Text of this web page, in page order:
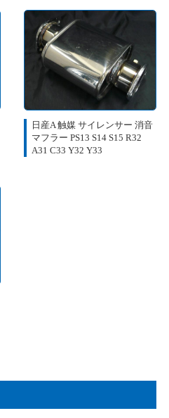
日産A 触媒 サイレンサー 消音
マフラー PS13 S14 S15 R32
A31 C33 Y32 Y33